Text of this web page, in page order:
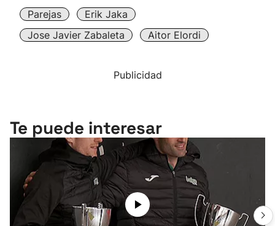
Parejas
Erik Jaka
Jose Javier Zabaleta
Aitor Elordi
Publicidad
Te puede interesar